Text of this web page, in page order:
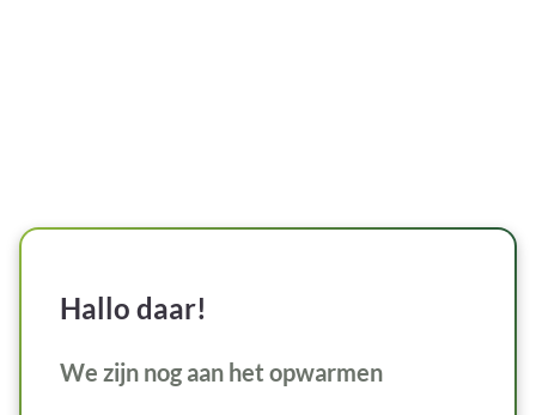
Hallo daar!
We zijn nog aan het opwarmen